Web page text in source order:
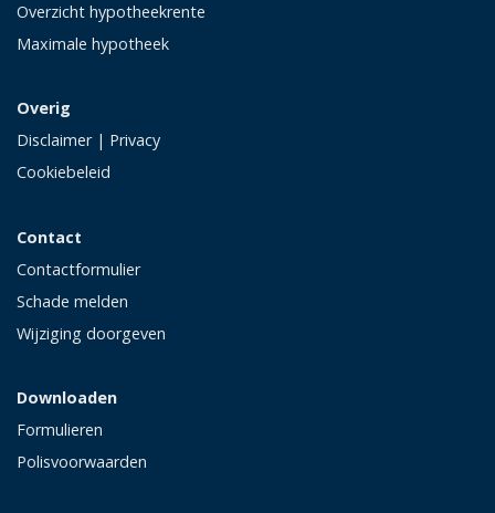
Overzicht hypotheekrente
Maximale hypotheek
Overig
Disclaimer| Privacy
Cookiebeleid
Contact
Contactformulier
Schade melden
Wijziging doorgeven
Downloaden
Formulieren
Polisvoorwaarden